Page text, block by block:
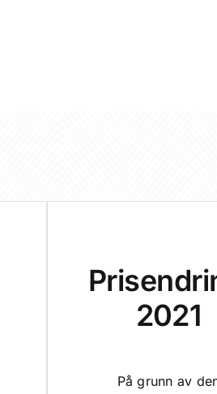
2021
På grunn av